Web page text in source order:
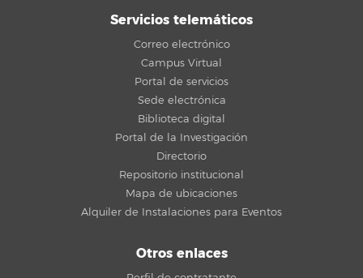
Servicios telemáticos
Correo electrónico
Campus Virtual
Portal de servicios
Sede electrónica
Biblioteca digital
Portal de la Investigación
Directorio
Repositorio institucional
Mapa de ubicaciones
Alquiler de Instalaciones para Eventos
Otros enlaces